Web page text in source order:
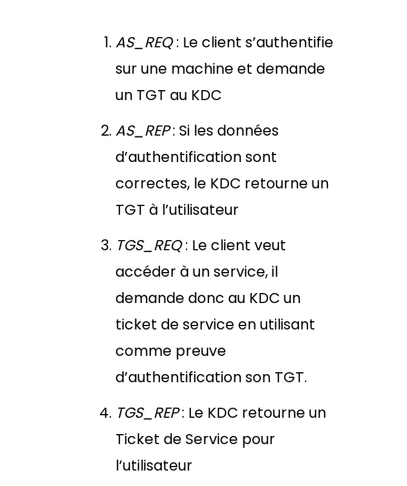
AS_REQ: Le client s’authentifie
sur une machine et demande
un TGT au KDC
AS_REP: Si les données
d’authentification sont
correctes, le KDC retourne un
TGT à l’utilisateur
TGS_REQ: Le client veut
accéder à un service, il
demande donc au KDC un
ticket de service en utilisant
comme preuve
d’authentification son TGT.
TGS_REP: Le KDC retourne un
Ticket de Service pour
l’utilisateur